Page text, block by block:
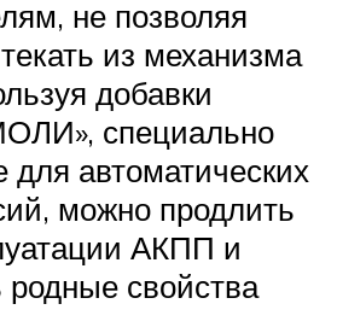
не позволяя
из механизма
добавки
специально
для автоматических
можно продлить
АКПП и
родные свойства